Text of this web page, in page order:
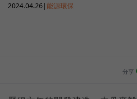
2024.04.26|能源環保
分享